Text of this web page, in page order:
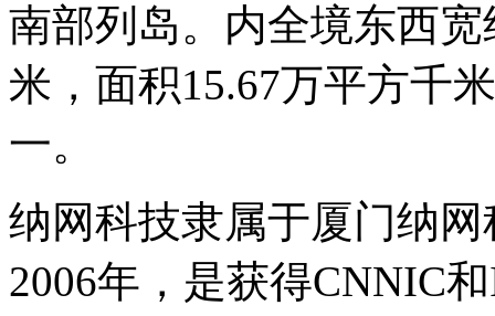
南部列岛。内全境东西
米，面积15.67万平方千
一。
纳网科技隶属于厦门纳
2006年，是获得CNNIC